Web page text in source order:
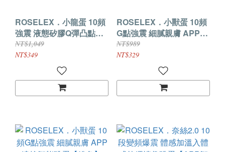
ROSELEX．小龍蛋 10頻
強震 液態矽膠Q彈凸點摩
擦 APP智控激震跳蛋【粉
色】
NT$1,049
NT$349
ROSELEX．小獸蛋 10頻
G點強震 細膩親膚 APP遠
控智能跳蛋【白色】
NT$989
NT$329